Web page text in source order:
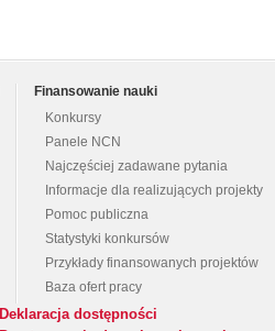
Finansowanie nauki
Konkursy
Panele NCN
Najczęściej zadawane pytania
Informacje dla realizujących projekty
Pomoc publiczna
Statystyki konkursów
Przykłady finansowanych projektów
Baza ofert pracy
Deklaracja dostępności